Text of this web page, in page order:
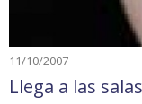
11/10/2007
Llega a las